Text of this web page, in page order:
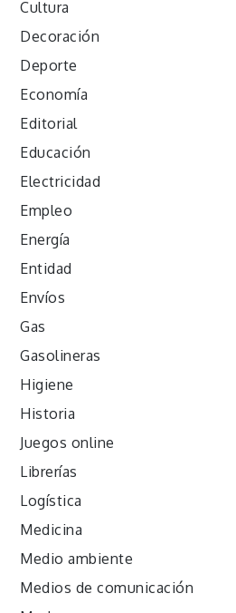
Cultura
Decoración
Deporte
Economía
Editorial
Educación
Electricidad
Empleo
Energía
Entidad
Envíos
Gas
Gasolineras
Higiene
Historia
Juegos online
Librerías
Logística
Medicina
Medio ambiente
Medios de comunicación